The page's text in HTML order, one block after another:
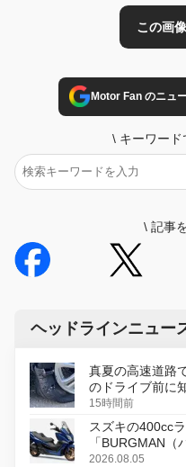
Motor Fan のニュ
\ キーワード
\ 記事
ヘッドラインニュー
真夏の高速道路
のドライブ前に
15時間前
スズキの400cc
「BURGMAN（
変更し、8月18日
2026.08.05